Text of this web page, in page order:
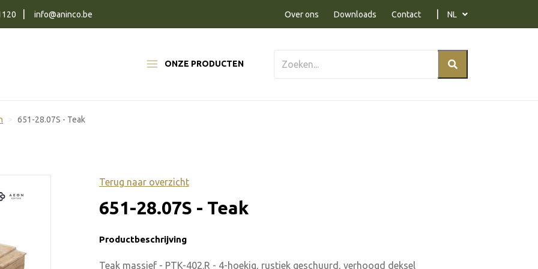
ONZE PRODUCTEN
info@aninco.be Over ons Downloads Contact NL
651-28.07S - Teak
Terug naar overzicht
651-28.07S - Teak
Productbeschrijving
Teak massief - PTK-402.R - 4-hoekig, rustiek geschuurd, verhoogd deksel